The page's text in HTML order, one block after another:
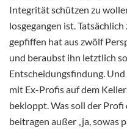
Integrität schützen zu
losgegangen ist.
gepfiffen hat aus zwölf
und beraubst ihn letztlich
Entscheidungsfindung.
mit Ex-Profis auf dem
bekloppt. Was soll der
beitragen außer „ja, sowas